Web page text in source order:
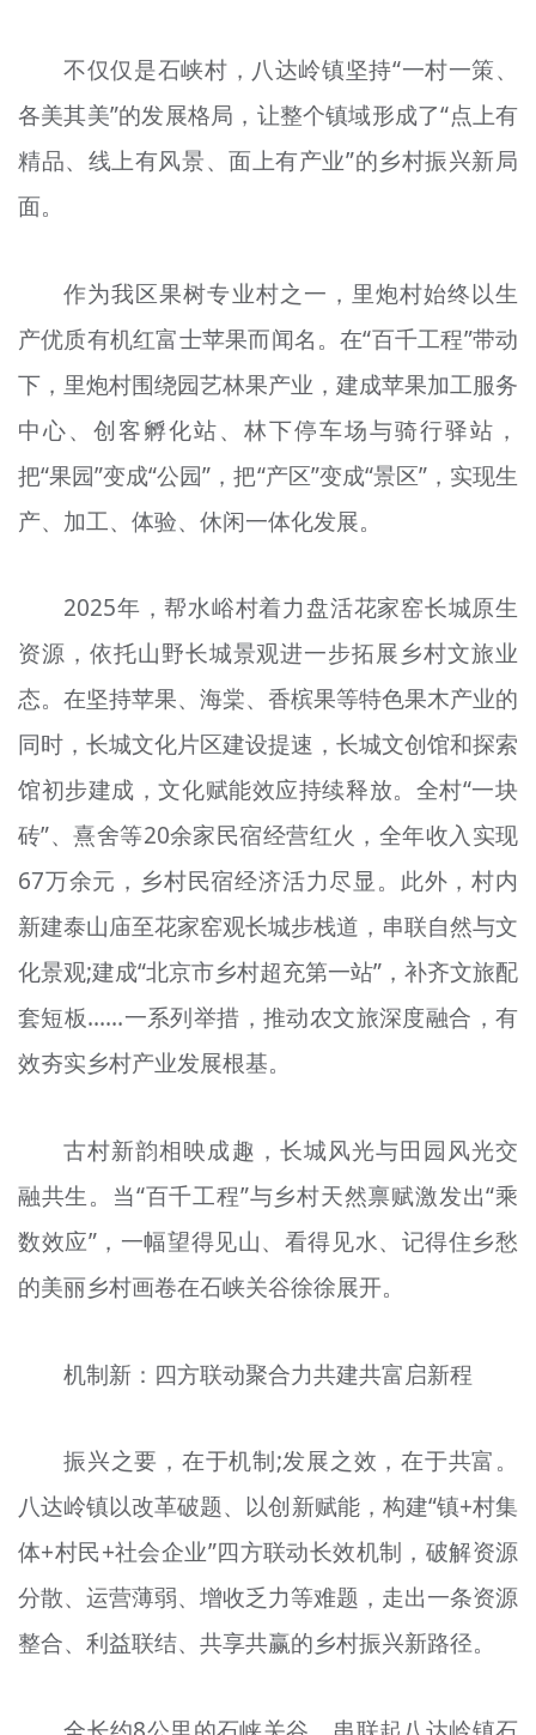
不仅仅是石峡村，八达岭镇坚持“一村一策、
各美其美”的发展格局，让整个镇域形成了“点上有
精品、线上有风景、面上有产业”的乡村振兴新局
面。
作为我区果树专业村之一，里炮村始终以生
产优质有机红富士苹果而闻名。在“百千工程”带动
下，里炮村围绕园艺林果产业，建成苹果加工服务
中心、创客孵化站、林下停车场与骑行驿站，
把“果园”变成“公园”，把“产区”变成“景区”，实现生
产、加工、体验、休闲一体化发展。
2025年，帮水峪村着力盘活花家窑长城原生
资源，依托山野长城景观进一步拓展乡村文旅业
态。在坚持苹果、海棠、香槟果等特色果木产业的
同时，长城文化片区建设提速，长城文创馆和探索
馆初步建成，文化赋能效应持续释放。全村“一块
砖”、熹舍等20余家民宿经营红火，全年收入实现
67万余元，乡村民宿经济活力尽显。此外，村内
新建泰山庙至花家窑观长城步栈道，串联自然与文
化景观;建成“北京市乡村超充第一站”，补齐文旅配
套短板……一系列举措，推动农文旅深度融合，有
效夯实乡村产业发展根基。
古村新韵相映成趣，长城风光与田园风光交
融共生。当“百千工程”与乡村天然禀赋激发出“乘
数效应”，一幅望得见山、看得见水、记得住乡愁
的美丽乡村画卷在石峡关谷徐徐展开。
机制新：四方联动聚合力共建共富启新程
振兴之要，在于机制;发展之效，在于共富。
八达岭镇以改革破题、以创新赋能，构建“镇+村集
体+村民+社会企业”四方联动长效机制，破解资源
分散、运营薄弱、增收乏力等难题，走出一条资源
整合、利益联结、共享共赢的乡村振兴新路径。